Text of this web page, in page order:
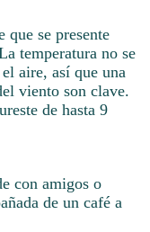
se presente
temperatura no se
aire, así que una
viento son clave.
de hasta 9
con amigos o
de un café a